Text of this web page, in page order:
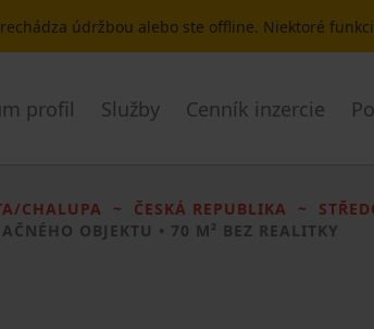
údržbou alebo ste offline. Niektoré
profil Služby Cenník inzercie
CHALUPA ČESKÁ REPUBLIKA
OBJEKTU • 70 M² BEZ REALITKY